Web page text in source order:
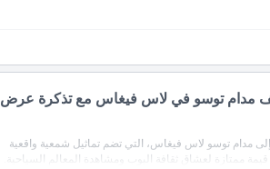
مدام توسو في لاس فيغاس مع تذكرة عرض
مدام توسو لاس فيغاس، التي تضم تماثيل شمعية واقعية
ممتازة لعشاق ثقافة البوب ومشاهدة المعالم السياحية.